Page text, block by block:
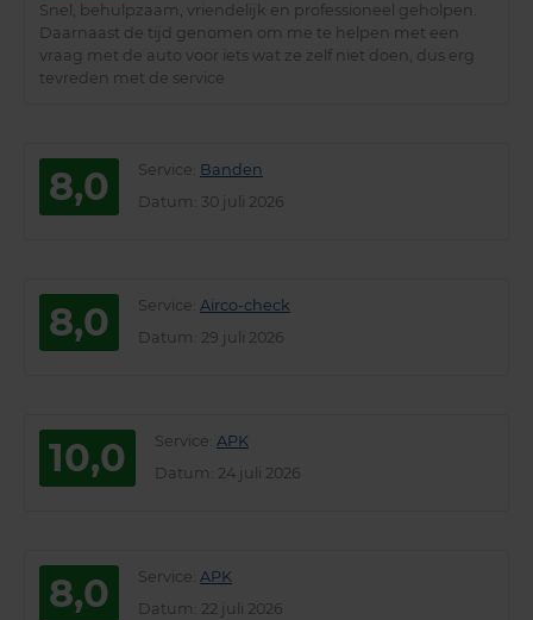
Snel, behulpzaam, vriendelijk en professioneel geholpen.
Daarnaast de tijd genomen om me te helpen met een
vraag met de auto voor iets wat ze zelf niet doen, dus erg
tevreden met de service
8,0 Service Banden
Datum : 30 juli 2026
8,0 Service Airco-check
Datum : 29 juli 2026
10,0 Service APK
Datum : 24 juli 2026
8,0 Service APK
Datum : 22 juli 2026